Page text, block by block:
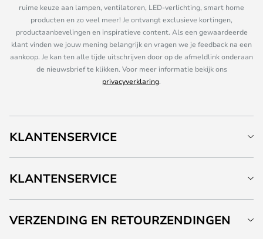
ruime keuze aan lampen, ventilatoren, LED-verlichting, smart home
producten en zo veel meer! Je ontvangt exclusieve kortingen,
productaanbevelingen en inspiratieve content. Als een gewaardeerde
klant vinden we jouw mening belangrijk en vragen we je feedback na een
aankoop. Je kan ten alle tijde uitschrijven door op de afmeldlink onderaan
de nieuwsbrief te klikken. Voor meer informatie bekijk ons
privacyverklaring.
KLANTENSERVICE
KLANTENSERVICE
VERZENDING EN RETOURZENDINGEN